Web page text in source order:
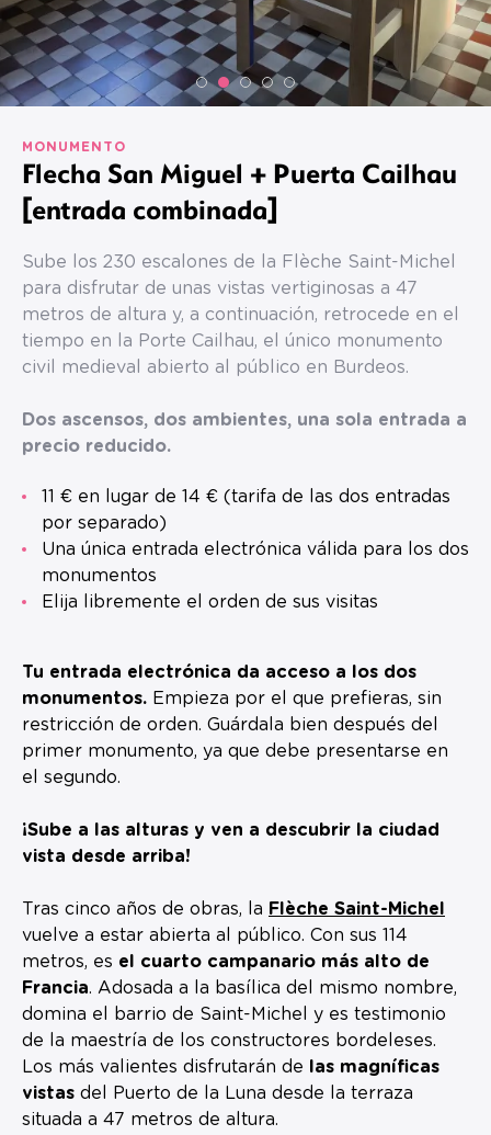
MONUMENTO
Flecha San Miguel + Puerta Cailhau
[entrada combinada]
Sube los 230 escalones de la Flèche Saint-Michel
para disfrutar de unas vistas vertiginosas a 47
metros de altura y, a continuación, retrocede en el
tiempo en la Porte Cailhau, el único monumento
civil medieval abierto al público en Burdeos.
Dos ascensos, dos ambientes, una sola entrada a
precio reducido.
11 € en lugar de 14 € (tarifa de las dos entradas
por separado)
Una única entrada electrónica válida para los dos
monumentos
Elija libremente el orden de sus visitas
Tu entrada electrónica da acceso a los dos
monumentos. Empieza por el que prefieras, sin
restricción de orden. Guárdala bien después del
primer monumento, ya que debe presentarse en
el segundo.
¡Sube a las alturas y ven a descubrir la ciudad
vista desde arriba!
Tras cinco años de obras, la Flèche Saint-Michel
vuelve a estar abierta al público. Con sus 114
metros, es el cuarto campanario más alto de
Francia. Adosada a la basílica del mismo nombre,
domina el barrio de Saint-Michel y es testimonio
de la maestría de los constructores bordeleses.
Los más valientes disfrutarán de
las magníficas
vistas del Puerto de la Luna desde la terraza
situada a 47 metros de altura.